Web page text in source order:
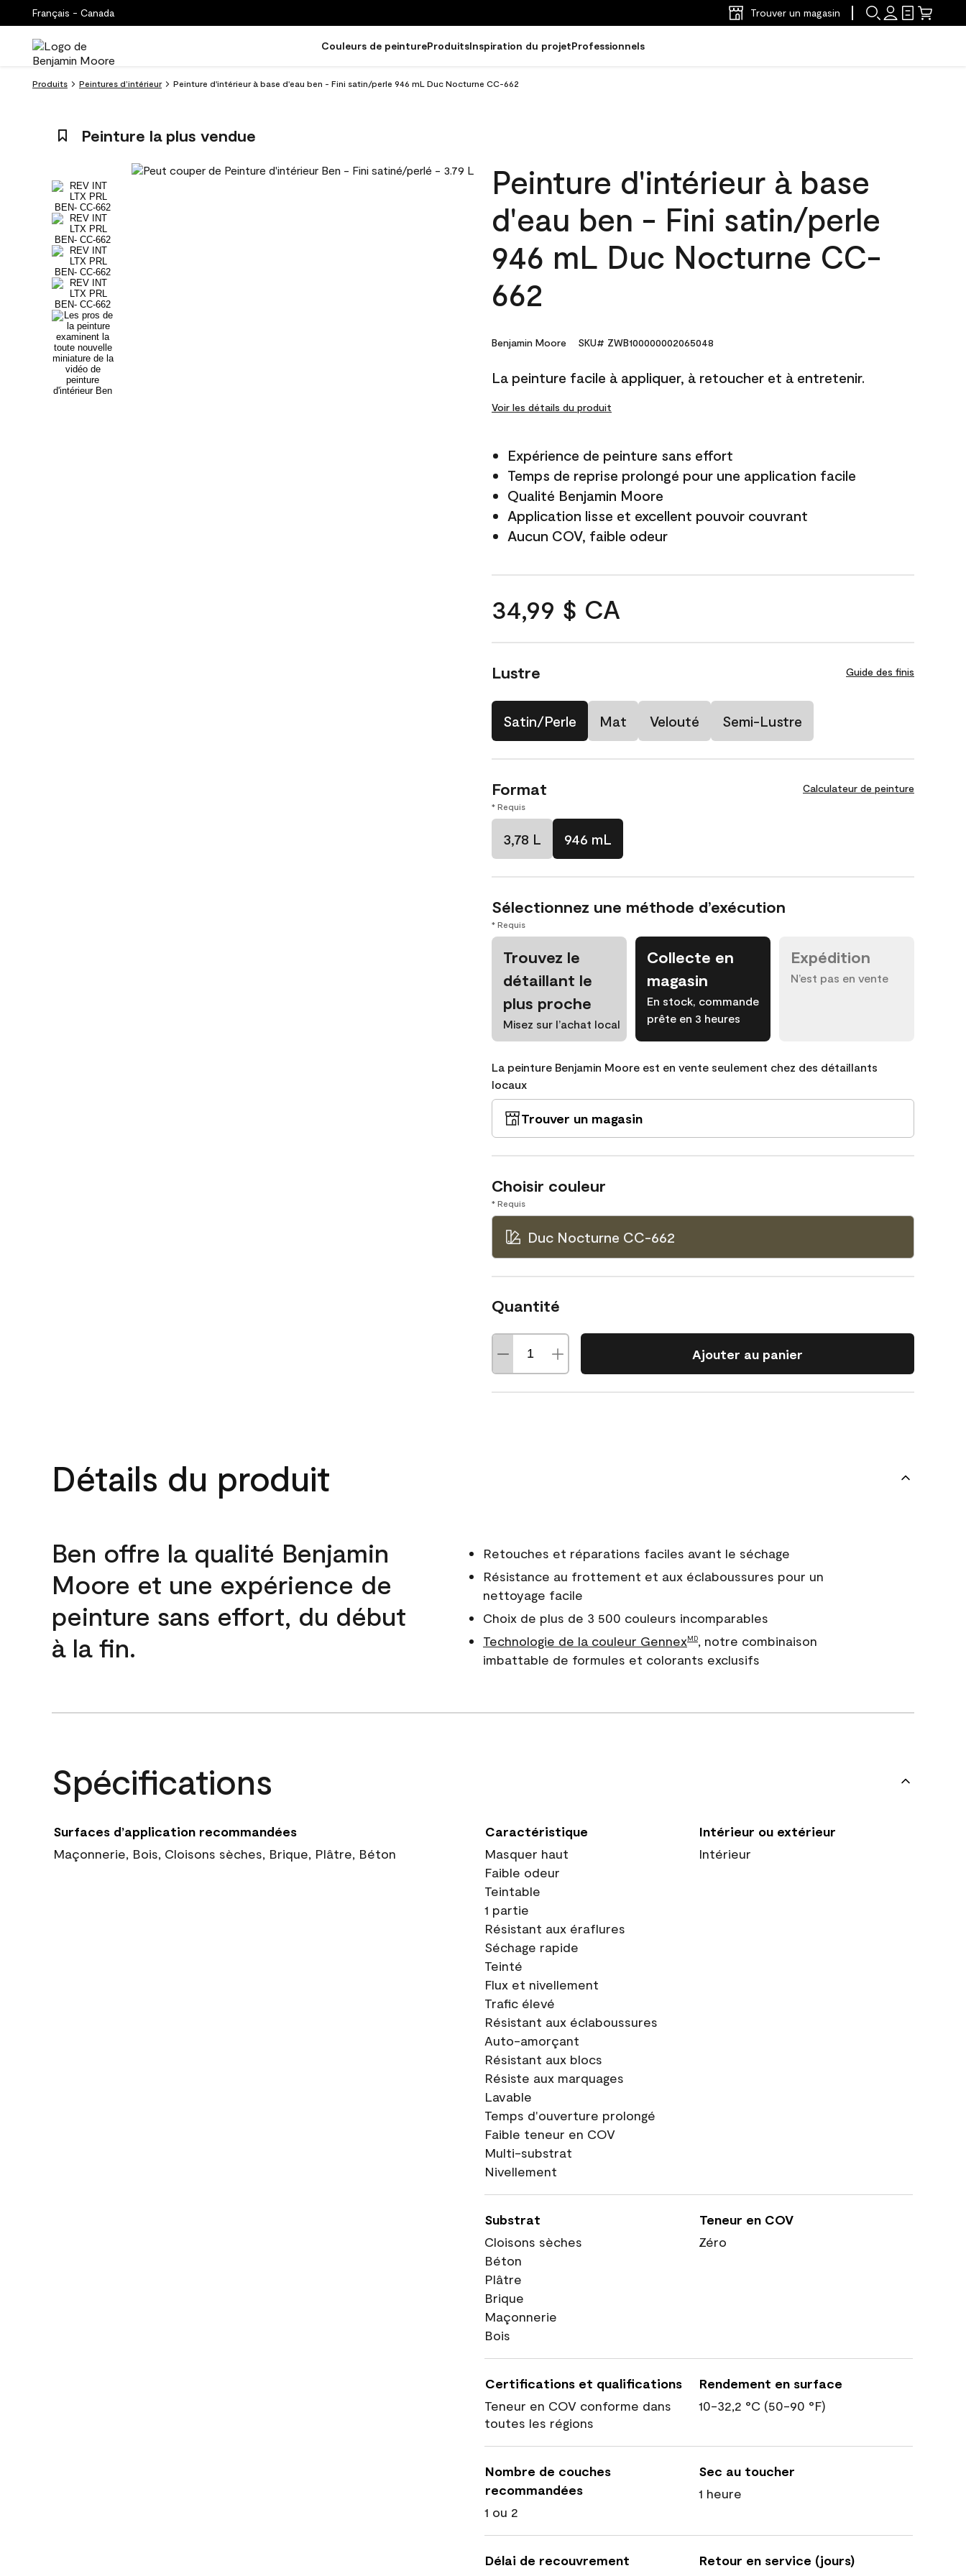
Français - Canada Trouver un magasin
Couleurs de peintureProduitsInspiration du projetProfessionnels
Produits Peintures d’intérieur Peinture d'intérieur à base d'eau ben - Fini satin/perle 946 mL Duc Nocturne CC-662
Peinture la plus vendue
Peinture d'intérieur à base
d'eau ben - Fini satin/perle
946 mL Duc Nocturne CC-
662
Benjamin Moore SKU# ZWB100000002065048
La peinture facile à appliquer, à retoucher et à entretenir.
Voir les détails du produit
Expérience de peinture sans effort
Temps de reprise prolongé pour une application facile
Qualité Benjamin Moore
Application lisse et excellent pouvoir couvrant
Aucun COV, faible odeur
34,99 $ CA
Lustre Guide des finis
Satin/Perle Mat Velouté Semi-Lustre
Format Calculateur de peinture
* Requis
3,78 L 946 mL
Sélectionnez une méthode d’exécution
* Requis
Trouvez le
détaillant le
plus proche
Misez sur l’achat local
Collecte en
magasin
En stock, commande
prête en 3 heures
Expédition
N’est pas en vente
La peinture Benjamin Moore est en vente seulement chez des détaillants
locaux
Trouver un magasin
Choisir couleur
* Requis
Duc Nocturne CC-662
Quantité
Ajouter au panier
Détails du produit
Ben offre la qualité Benjamin
Moore et une expérience de
peinture sans effort, du début
à la fin.
Retouches et réparations faciles avant le séchage
Résistance au frottement et aux éclaboussures pour un
nettoyage facile
Choix de plus de 3 500 couleurs incomparables
Technologie de la couleur GennexMD, notre combinaison
imbattable de formules et colorants exclusifs
Spécifications
Surfaces d’application recommandées
Maçonnerie, Bois, Cloisons sèches, Brique, Plâtre, Béton
Caractéristique
Masquer haut
Faible odeur
Teintable
1 partie
Résistant aux éraflures
Séchage rapide
Teinté
Flux et nivellement
Trafic élevé
Résistant aux éclaboussures
Auto-amorçant
Résistant aux blocs
Résiste aux marquages
Lavable
Temps d'ouverture prolongé
Faible teneur en COV
Multi-substrat
Nivellement
Intérieur ou extérieur
Intérieur
Substrat
Cloisons sèches
Béton
Plâtre
Brique
Maçonnerie
Bois
Teneur en COV
Zéro
Certifications et qualifications
Teneur en COV conforme dans
toutes les régions
Rendement en surface
10-32,2 °C (50-90 °F)
Nombre de couches
recommandées
1 ou 2
Sec au toucher
1 heure
Délai de recouvrement
Retour en service (jours)